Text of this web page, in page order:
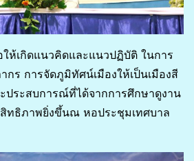
ห้เกิดแนวคิดและแนวปฏิบัติ ในการ
ร การจัดภูมิทัศน์เมืองให้เป็นเมืองสี
ประสบการณ์ที่ได้จากการศึกษาดูงาน
ทธิภาพยิ่งขึ้นณ หอประชุมเทศบาล